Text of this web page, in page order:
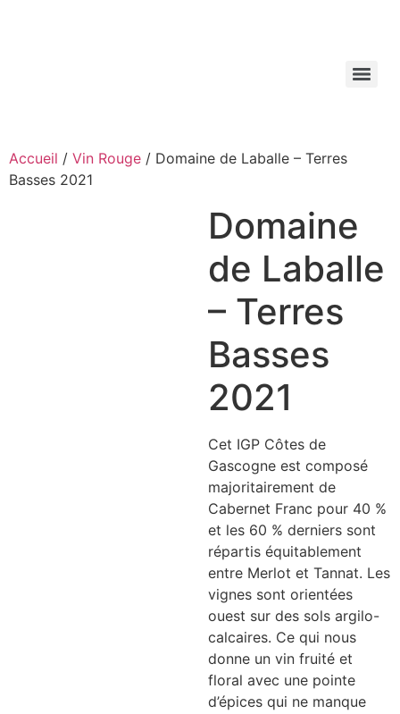
Accueil / Vin Rouge / Domaine de Laballe – Terres
Basses 2021
Domaine
de Laballe
– Terres
Basses
2021
Cet IGP Côtes de
Gascogne est composé
majoritairement de
Cabernet Franc pour 40 %
et les 60 % derniers sont
répartis équitablement
entre Merlot et Tannat. Les
vignes sont orientées
ouest sur des sols argilo-
calcaires. Ce qui nous
donne un vin fruité et
floral avec une pointe
d’épices qui ne manque